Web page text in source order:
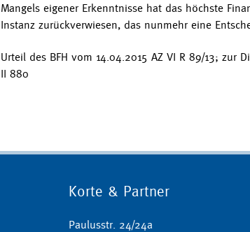
Mangels eigener Erkenntnisse hat das höchste
Instanz zurückverwiesen, das nunmehr eine
Urteil des BFH vom 14.04.2015 AZ VI R 89/13; zur
II 880
Korte & Partner
Paulusstr. 24/24a